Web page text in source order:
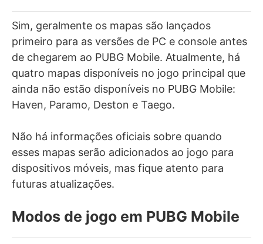
Sim, geralmente os mapas são lançados
primeiro para as versões de PC e console antes
de chegarem ao PUBG Mobile. Atualmente, há
quatro mapas disponíveis no jogo principal que
ainda não estão disponíveis no PUBG Mobile:
Haven, Paramo, Deston e Taego.
Não há informações oficiais sobre quando
esses mapas serão adicionados ao jogo para
dispositivos móveis, mas fique atento para
futuras atualizações.
Modos de jogo em PUBG Mobile